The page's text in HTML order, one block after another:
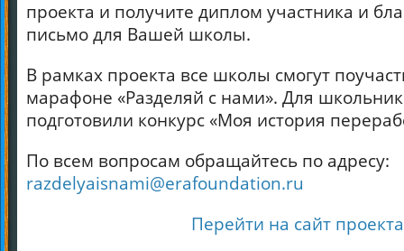
проекта и получите диплом участника и
письмо для Вашей школы.
В рамках проекта все школы смогут
марафоне «Разделяй с нами». Для
подготовили конкурс «Моя история
По всем вопросам обращайтесь по адресу:
razdelyaisnami@erafoundation.ru
Перейти на сайт проекта